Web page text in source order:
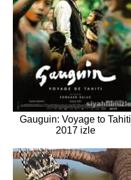
Gauguin: Voyage to Tahiti
2017 izle